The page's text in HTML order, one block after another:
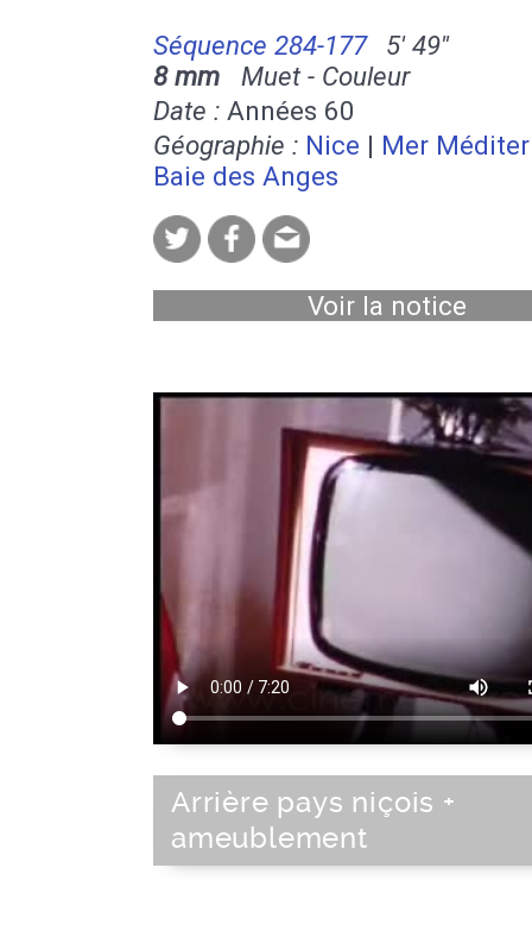
Séquence 284-177
5' 49''
8 mm Muet - Couleur
Date : Années 60
Géographie : Nice | Mer
Baie des Anges
Voir la notice
Arrière pays niçois +
ameublement